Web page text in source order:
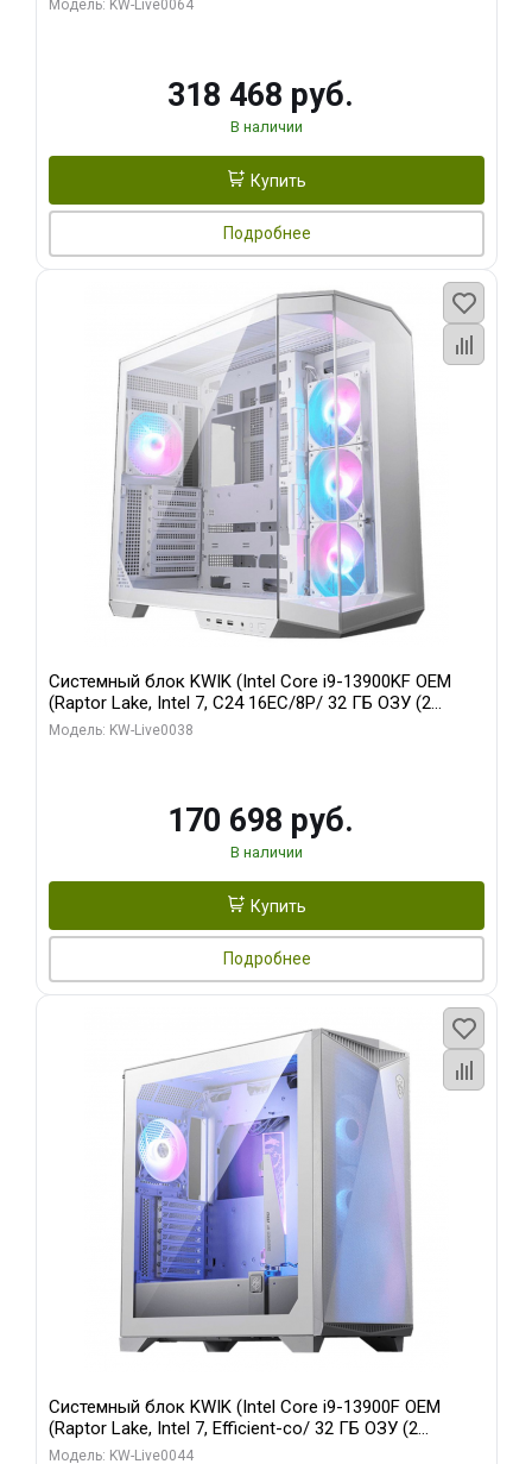
Модель: KW-Live0064
318 468 руб.
В наличии
Купить
Подробнее
Системный блок KWIK (Intel Core i9-13900KF OEM
(Raptor Lake, Intel 7, C24 16EC/8P/ 32 ГБ ОЗУ (2
модуля)/ Gigabyte RX9070XT GAMING OC 16GB GDDR6
Модель: KW-Live0038
170 698 руб.
В наличии
Купить
Подробнее
Системный блок KWIK (Intel Core i9-13900F OEM
(Raptor Lake, Intel 7, Efficient-co/ 32 ГБ ОЗУ (2
модуля)/ Gigabyte RTX5070Ti AERO OC 16GB GDDR7
Модель: KW-Live0044